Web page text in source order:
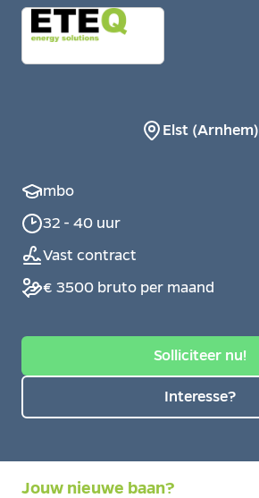
Elst (Arnhem)
mbo
32 - 40 uur
Vast contract
€ 3500 bruto per maand
Solliciteer nu!
Interesse?
Jouw nieuwe baan?